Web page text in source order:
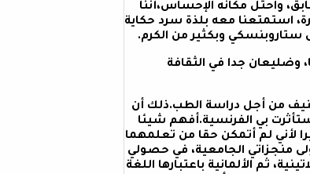
واحتل مكانه الإحساس،أننا
استمتعنا معه بلذة سرد حكاية
وبكثير من الكرم.
وضليعان جدا في الثقافة
جنيف من أجل دراسة الطب.ذلك أن
بي الفرنسية.أفهم شيئا
لأني لم أتمكن حقا من تعلمهما
منجزاتي الجامعية، في حصولي
ثم الألمانية باعتبارها اللغة